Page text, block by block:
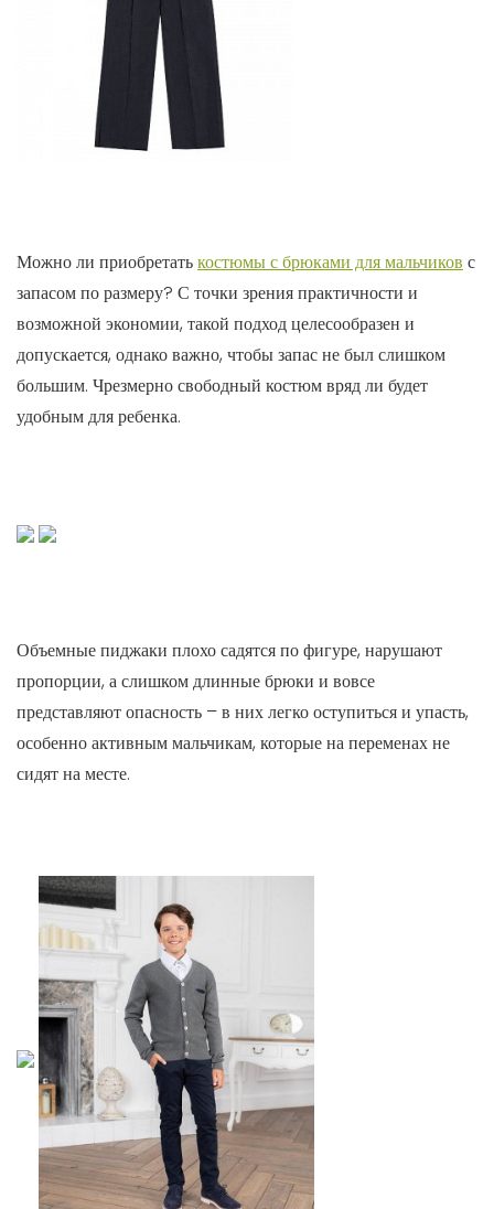
Можно ли приобретатькостюмы с брюками для мальчиков с
запасом по размеру? С точки зрения практичности и
возможной экономии, такой подход целесообразен и
допускается, однако важно, чтобы запас не был слишком
большим. Чрезмерно свободный костюм вряд ли будет
удобным для ребенка.
Объемные пиджаки плохо садятся по фигуре, нарушают
пропорции, а слишком длинные брюки и вовсе
представляют опасность – в них легко оступиться и упасть,
особенно активным мальчикам, которые на переменах не
сидят на месте.